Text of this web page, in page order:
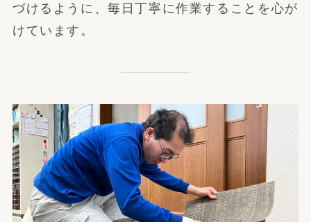
づけるように、毎日丁寧に作業することを心が
けています。